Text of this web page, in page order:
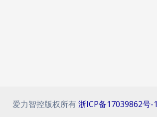
爱力智控版权所有浙ICP备17039862号-1